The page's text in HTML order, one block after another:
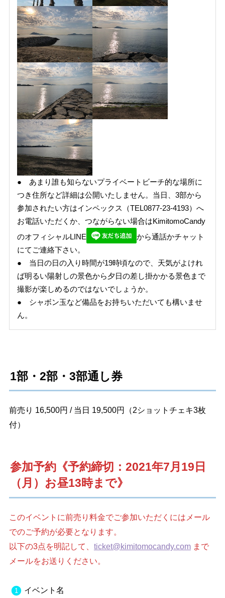
● あまり誰も知らないプライベートビーチ的な場所に
つき住所など詳細は公開いたしません。当日、3部から
参加されたい方はインペックス（TEL0877-23-4193）へ
お電話いただくか、つながらない場合はKimitomoCandy
のオフィシャルLINE
から通話かチャット
にてご連絡下さい。
● 当日の日の入り時間が19時頃なので、天気がよけれ
ば明るい陽射しの景色から夕日の差し掛かかる景色まで
撮影が楽しめるのではないでしょうか。
● シャボン玉など備品をお持ちいただいても構いませ
ん。
1部・2部・3部通し券
前売り 16,500円 / 当日 19,500円（2ショットチェキ3枚
付）
参加予約《予約締切：2021年7月19日
（月）お昼13時まで》
このイベントに前売り料金でご参加いただくにはメール
でのご予約が必要となります。
以下の3点を明記して、 ticket@kimitomocandy.comまで
メールをお送りください。
イベント名